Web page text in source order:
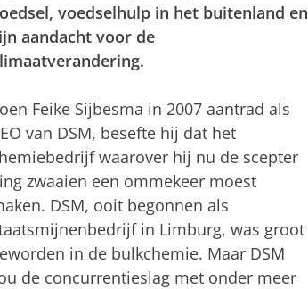
voedselhulp in het buitenland en
aandacht voor de
Feike Sijbesma in 2007 aantrad als
van DSM, besefte hij dat het
waarover hij nu de scepter
zwaaien een ommekeer moest
DSM, ooit begonnen als
in Limburg, was groot
in de bulkchemie. Maar DSM
de concurrentieslag met onder meer